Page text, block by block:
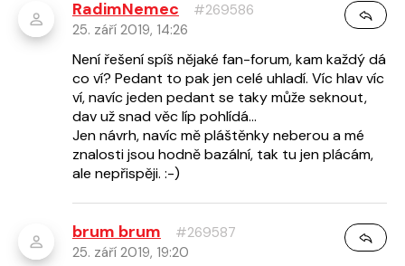
RadimNemec
#269586
25. září 2019, 14:26
Není řešení spíš nějaké fan-forum, kam každý dá
co ví? Pedant to pak jen celé uhladí. Víc hlav víc
ví, navíc jeden pedant se taky může seknout,
dav už snad věc líp pohlídá...
Jen návrh, navíc mě pláštěnky neberou a mé
znalosti jsou hodně bazální, tak tu jen plácám,
ale nepřispěji. :-)
brum brum
#269587
25. září 2019, 19:20